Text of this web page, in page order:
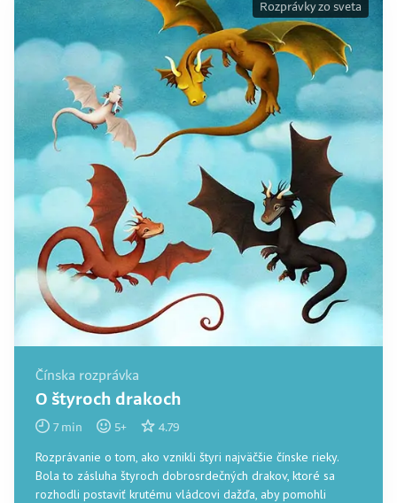
Čínska rozprávka
O štyroch drakoch
7min 5+ 4.79
Rozprávanie o tom, ako vznikli štyri najväčšie čínske rieky.
Bola to zásluha štyroch dobrosrdečných drakov, ktoré sa
rozhodli postaviť krutému vládcovi dažďa, aby pomohli
Rozprávky zo sveta